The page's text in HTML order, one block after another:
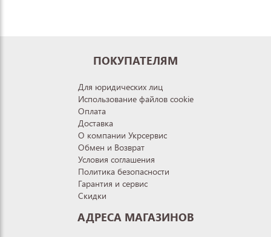
ПОКУПАТЕЛЯМ
Для юридических лиц
Использование файлов cookie
Оплата
Доставка
О компании Укрсервис
Обмен и Возврат
Условия соглашения
Политика безопасности
Гарантия и сервис
Скидки
АДРЕСА МАГАЗИНОВ